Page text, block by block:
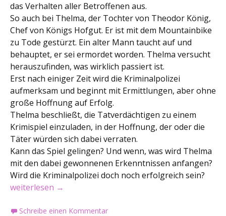
das Verhalten aller Betroffenen aus.
So auch bei Thelma, der Tochter von Theodor König,
Chef von Königs Hofgut. Er ist mit dem Mountainbike
zu Tode gestürzt. Ein alter Mann taucht auf und
behauptet, er sei ermordet worden. Thelma versucht
herauszufinden, was wirklich passiert ist.
Erst nach einiger Zeit wird die Kriminalpolizei
aufmerksam und beginnt mit Ermittlungen, aber ohne
große Hoffnung auf Erfolg.
Thelma beschließt, die Tatverdächtigen zu einem
Krimispiel einzuladen, in der Hoffnung, der oder die
Täter würden sich dabei verraten.
Kann das Spiel gelingen? Und wenn, was wird Thelma
mit den dabei gewonnenen Erkenntnissen anfangen?
Wird die Kriminalpolizei doch noch erfolgreich sein?
Buchvorstellung: Thelma: Ist es Wahnsinn oder
weiterlesen →
Schreibe einen Kommentar